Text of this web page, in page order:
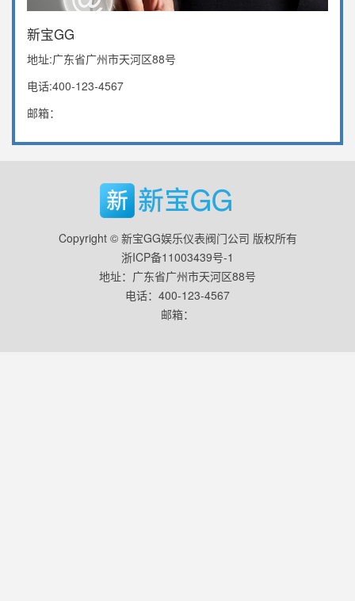
新宝GG
地址:广东省广州市天河区88号
电话:400-123-4567
邮箱：
Copyright © 新宝GG娱乐仪表阀门公司 版权所有
浙ICP备11003439号-1
地址：广东省广州市天河区88号
电话：400-123-4567
邮箱：